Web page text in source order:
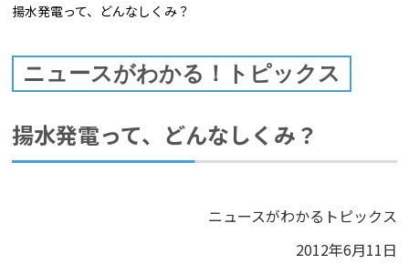
揚水発電って、どんなしくみ？
ニュースがわかる！トピックス
揚水発電って、どんなしくみ？
ニュースがわかるトピックス
2012年6月11日